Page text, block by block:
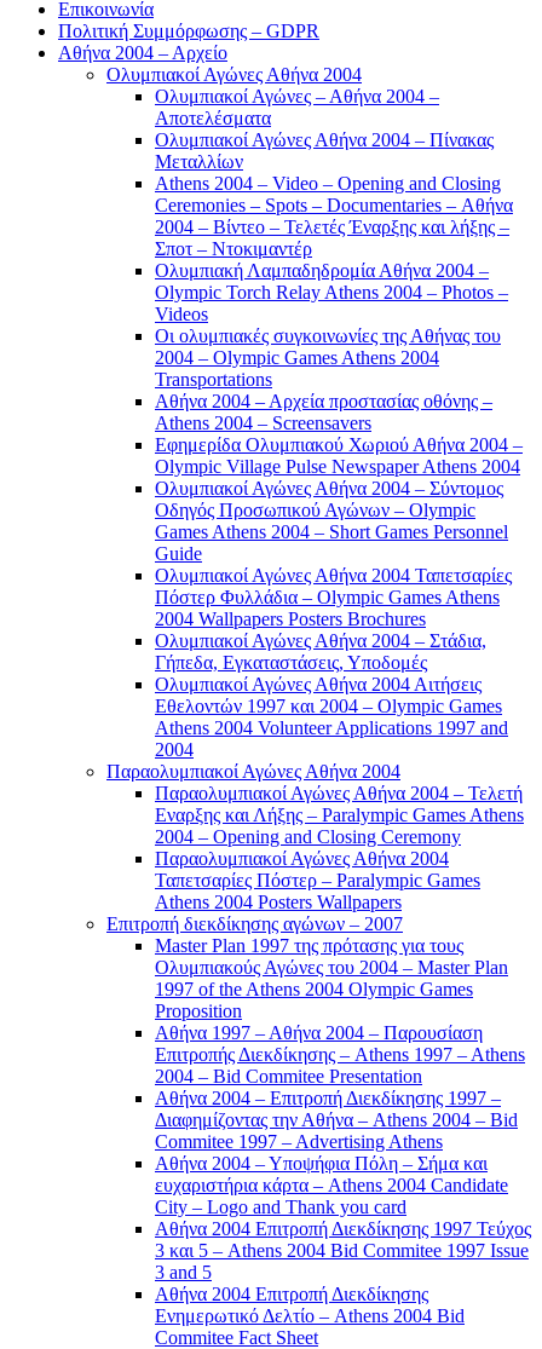
Επικοινωνία
Πολιτική Συμμόρφωσης – GDPR
Αθήνα 2004 – Αρχείο
Ολυμπιακοί Αγώνες Αθήνα 2004
Ολυμπιακοί Αγώνες – Αθήνα 2004 –
Αποτελέσματα
Ολυμπιακοί Αγώνες Αθήνα 2004 – Πίνακας
Μεταλλίων
Athens 2004 – Video – Opening and Closing
Ceremonies – Spots – Documentaries – Αθήνα
2004 – Βίντεο – Τελετές Έναρξης και λήξης –
Σποτ – Ντοκιμαντέρ
Ολυμπιακή Λαμπαδηδρομία Αθήνα 2004 –
Olympic Torch Relay Athens 2004 – Photos –
Videos
Οι ολυμπιακές συγκοινωνίες της Αθήνας του
2004 – Olympic Games Athens 2004
Transportations
Αθήνα 2004 – Αρχεία προστασίας οθόνης –
Athens 2004 – Screensavers
Εφημερίδα Ολυμπιακού Χωριού Αθήνα 2004 –
Olympic Village Pulse Newspaper Athens 2004
Ολυμπιακοί Αγώνες Αθήνα 2004 – Σύντομος
Οδηγός Προσωπικού Αγώνων – Olympic
Games Athens 2004 – Short Games Personnel
Guide
Ολυμπιακοί Αγώνες Αθήνα 2004 Ταπετσαρίες
Πόστερ Φυλλάδια – Olympic Games Athens
2004 Wallpapers Posters Brochures
Ολυμπιακοί Αγώνες Αθήνα 2004 – Στάδια,
Γήπεδα, Εγκαταστάσεις, Υποδομές
Ολυμπιακοί Αγώνες Αθήνα 2004 Αιτήσεις
Εθελοντών 1997 και 2004 – Olympic Games
Athens 2004 Volunteer Applications 1997 and
2004
Παραολυμπιακοί Αγώνες Αθήνα 2004
Παραολυμπιακοί Αγώνες Αθήνα 2004 – Τελετή
Εναρξης και Λήξης – Paralympic Games Athens
2004 – Opening and Closing Ceremony
Παραολυμπιακοί Αγώνες Αθήνα 2004
Ταπετσαρίες Πόστερ – Paralympic Games
Athens 2004 Posters Wallpapers
Επιτροπή διεκδίκησης αγώνων – 2007
Master Plan 1997 της πρότασης για τους
Ολυμπιακούς Αγώνες του 2004 – Master Plan
1997 of the Athens 2004 Olympic Games
Proposition
Αθήνα 1997 – Αθήνα 2004 – Παρουσίαση
Επιτροπής Διεκδίκησης – Athens 1997 – Athens
2004 – Bid Commitee Presentation
Αθήνα 2004 – Επιτροπή Διεκδίκησης 1997 –
Διαφημίζοντας την Αθήνα – Athens 2004 – Bid
Commitee 1997 – Advertising Athens
Αθήνα 2004 – Υποψήφια Πόλη – Σήμα και
ευχαριστήρια κάρτα – Athens 2004 Candidate
City – Logo and Thank you card
Αθήνα 2004 Επιτροπή Διεκδίκησης 1997 Τεύχος
3 και 5 – Athens 2004 Bid Commitee 1997 Issue
3 and 5
Αθήνα 2004 Επιτροπή Διεκδίκησης
Ενημερωτικό Δελτίο – Athens 2004 Bid
Commitee Fact Sheet